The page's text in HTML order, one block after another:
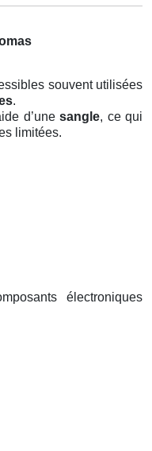
souvent utilisées
.
d’unesangle, ce qui
limitées.
électroniques